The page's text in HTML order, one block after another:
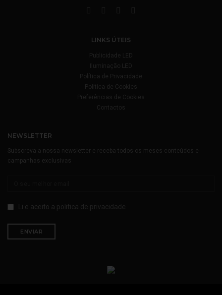
LINKS ÚTEIS
Publicidade LED
Iluminação LED
Política de Privacidade
Política de Cookies
Preferências de Cookies
Contactos
NEWSLETTER
Subscreva a nossa newsletter e receba todos os meses conteúdos e
campanhas exclusivas
Li e aceito a politica de privacidade